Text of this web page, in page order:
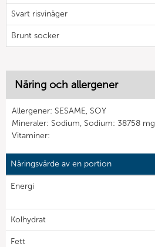
Svart risvinäger
Brunt socker
Näring och allergener
Allergener: SESAME, SOY
Mineraler: Sodium, Sodium: 38758 mg
Vitaminer:
Näringsvärde av en portion
Energi
Kolhydrat
Fett